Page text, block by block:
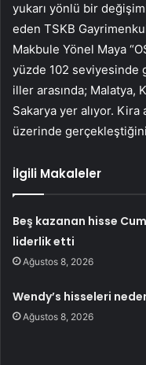
yukarı yönlü bir
eden TSKB
Makbule Yönel Maya
yüzde 102 seviyesinde
iller arasında; Malatya,
Sakarya yer alıyor. Kira
üzerinde
İlgili Makaleler
Beş kazanan hisse
liderlik etti
Ağustos 8, 2026
Wendy’s hisseleri
Ağustos 8, 2026